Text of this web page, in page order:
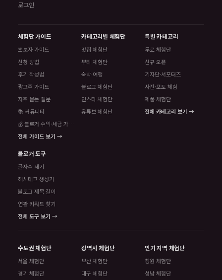
로그인
체험단 가이드
초보자 가이드
신청 방법
후기 작성법
광고주 가이드
자주 묻는 질문
📚 커뮤니티
💰 블로거 수익·세금 가이드
전체 가이드 보기 →
카테고리별 체험단
맛집 체험단
뷰티 체험단
숙박·여행
블로그 체험단
인스타 체험단
유튜브 체험단
특별 카테고리
무료 체험단
신규 오픈
기자단·서포터즈
사진·포토 체험
제품 체험단
전체 카테고리 보기 →
블로거 도구
글자수 세기
해시태그 생성기
블로그 제목 길이
연관 키워드 찾기
전체 도구 보기 →
수도권 체험단
서울 체험단
경기 체험단
광역시 체험단
부산 체험단
대구 체험단
인기 지역 체험단
창원 체험단
성남 체험단